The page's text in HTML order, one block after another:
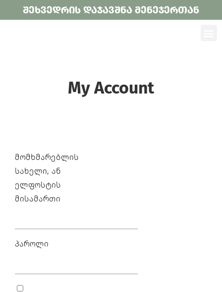
შეხვედრის დაჯავშნა მენეჯერთან
My Account
მომხმარებლის
სახელი, ან
ელფოსტის
მისამართი
პაროლი